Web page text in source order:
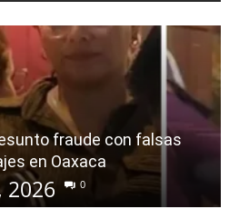
fraude con falsas
en Oaxaca
2026 0